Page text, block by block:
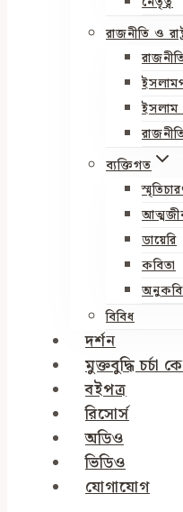
রাজনীতি ও
ইসলাম
ব্যক্তিগত
ডায়েরি
কবিতা
বিবিধ
দর্শন
মুক্তবুদ্ধি চর্চা
বইপত্র
রিসোর্স
অডিও
ভিডিও
যোগাযোগ